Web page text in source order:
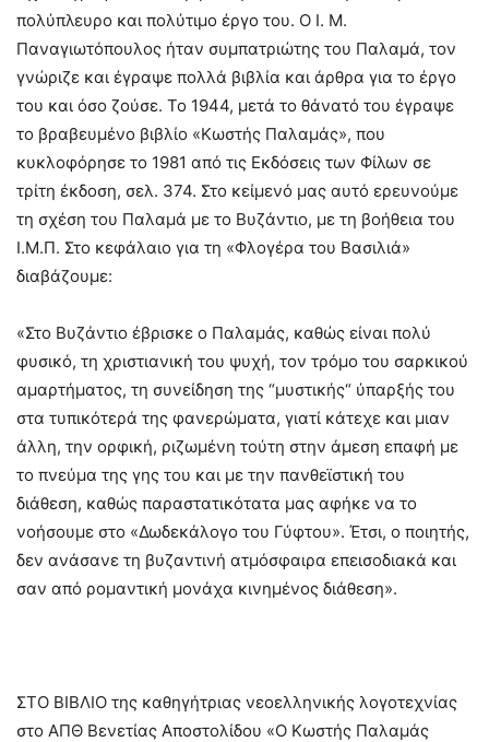
πολύπλευρο και πολύτιμο έργο του. Ο Ι. Μ.
Παναγιωτόπουλος ήταν συμπατριώτης του Παλαμά, τον
γνώριζε και έγραψε πολλά βιβλία και άρθρα για το έργο
του και όσο ζούσε. Το 1944, μετά το θάνατό του έγραψε
το βραβευμένο βιβλίο «Κωστής Παλαμάς», που
κυκλοφόρησε το 1981 από τις Εκδόσεις των Φίλων σε
τρίτη έκδοση, σελ. 374. Στο κείμενό μας αυτό ερευνούμε
τη σχέση του Παλαμά με το Βυζάντιο, με τη βοήθεια του
Ι.Μ.Π. Στο κεφάλαιο για τη «Φλογέρα του Βασιλιά»
διαβάζουμε:
«Στο Βυζάντιο έβρισκε ο Παλαμάς, καθώς είναι πολύ
φυσικό, τη χριστιανική του ψυχή, τον τρόμο του σαρκικού
αμαρτήματος, τη συνείδηση της “μυστικής“ ύπαρξής του
στα τυπικότερά της φανερώματα, γιατί κάτεχε και μιαν
άλλη, την ορφική, ριζωμένη τούτη στην άμεση επαφή με
το πνεύμα της γης του και με την πανθεϊστική του
διάθεση, καθώς παραστατικότατα μας αφήκε να το
νοήσουμε στο «Δωδεκάλογο του Γύφτου». Έτσι, ο ποιητής,
δεν ανάσανε τη βυζαντινή ατμόσφαιρα επεισοδιακά και
σαν από ρομαντική μονάχα κινημένος διάθεση».
ΣΤΟ ΒΙΒΛΙΟ της καθηγήτριας νεοελληνικής λογοτεχνίας
στο ΑΠΘ Βενετίας Αποστολίδου «Ο Κωστής Παλαμάς